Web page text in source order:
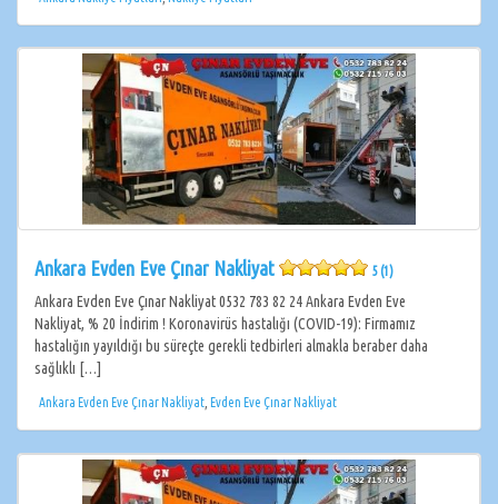
Ankara Evden Eve Çınar Nakliyat 5 (1)
Ankara Evden Eve Çınar Nakliyat 0532 783 82 24 Ankara Evden Eve
Nakliyat, % 20 İndirim ! Koronavirüs hastalığı (COVID-19): Firmamız
hastalığın yayıldığı bu süreçte gerekli tedbirleri almakla beraber daha
sağlıklı […]
Ankara Evden Eve Çınar Nakliyat Evden Eve Çınar Nakliyat